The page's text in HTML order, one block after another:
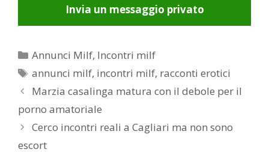
Invia un messaggio privato
Categorie
Annunci Milf, Incontri milf
Tag
annunci milf, incontri milf, racconti erotici
Post
navigation
Marzia casalinga matura con il debole per il
porno amatoriale
Cerco incontri reali a Cagliari ma non sono
escort